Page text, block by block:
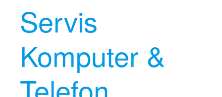
Servis
Komputer &